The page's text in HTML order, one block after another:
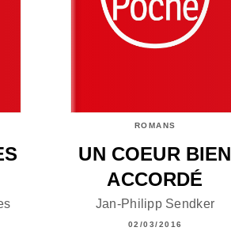
ROMANS
UN COEUR BIEN
ACCORDÉ
Jan-Philipp Sendker
02/03/2016